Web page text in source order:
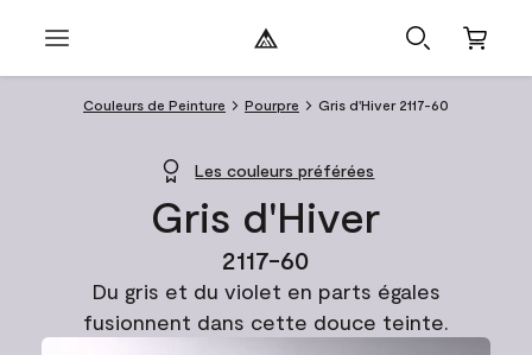
Couleurs de Peinture Pourpre Gris d'Hiver 2117-60
Les couleurs préférées
Gris d'Hiver
2117-60
Du gris et du violet en parts égales
fusionnent dans cette douce teinte.